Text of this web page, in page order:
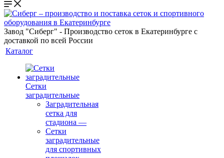
Завод "Сиберг" - Производство сеток в Екатеринбурге с
доставкой по всей России
Каталог
Сетки
заградительные
Заградительная
сетка для
стадиона —
Сетки
заградительные
для спортивных